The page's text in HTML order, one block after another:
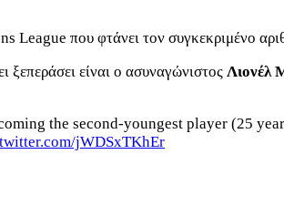
League που φτάνει τον συγκεκριμένο
ξεπεράσει είναι ο ασυναγώνιστος Λιονέλ
the second-youngest player (25
jWDSxTKhEr